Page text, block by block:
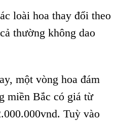
loài hoa thay đổi theo
thường không dao
một vòng hoa đám
miền Bắc có giá từ
Tuỳ vào